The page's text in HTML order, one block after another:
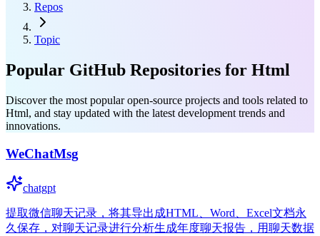
Repos
Topic
Popular GitHub Repositories for Html
Discover the most popular open-source projects and tools related to
Html, and stay updated with the latest development trends and
innovations.
WeChatMsg
chatgpt
提取微信聊天记录，将其导出成HTML、Word、Excel文档永
久保存，对聊天记录进行分析生成年度聊天报告，用聊天数据